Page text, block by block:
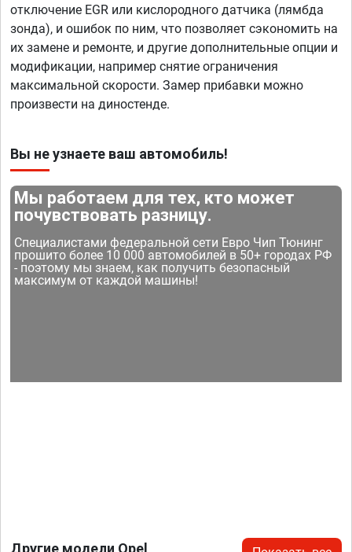
отключение EGR или кислородного датчика (лямбда
зонда), и ошибок по ним, что позволяет сэкономить на
их замене и ремонте, и другие дополнительные опции и
модификации, например снятие ограничения
максимальной скорости. Замер прибавки можно
произвести на диностенде.
Вы не узнаете ваш автомобиль!
Мы работаем для тех, кто может
почувствовать разницу.
Специалистами федеральной сети Евро Чип Тюнинг
прошито более 10 000 автомобилей в 50+ городах РФ
- поэтому мы знаем, как получить безопасный
максимум от каждой машины!
Другие модели Opel